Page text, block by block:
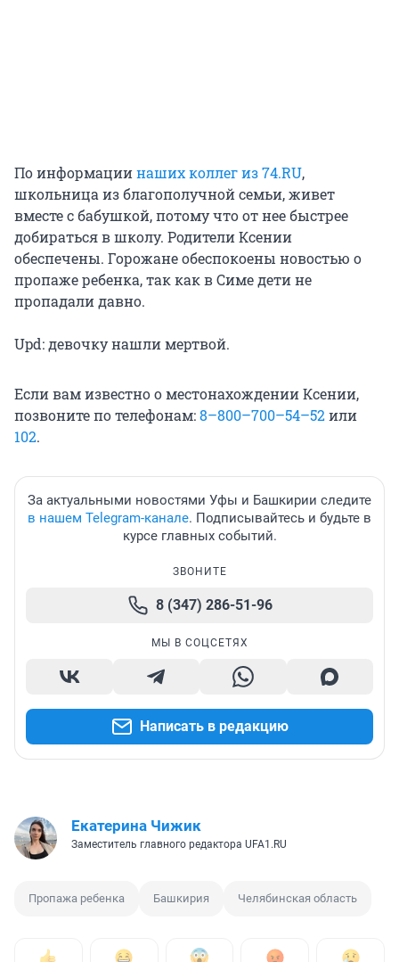
По информациинаших коллег из 74.RU,
школьница из благополучной семьи, живет
вместе с бабушкой, потому что от нее быстрее
добираться в школу. Родители Ксении
обеспечены. Горожане обеспокоены новостью о
пропаже ребенка, так как в Симе дети не
пропадали давно.
Upd: девочку нашли мертвой.
Если вам известно о местонахождении Ксении,
позвоните по телефонам:8–800–700–54–52или
102.
За актуальными новостями Уфы и Башкирии следите
в нашем Telegram-канале. Подписывайтесь и будьте в
курсе главных событий.
ЗВОНИТЕ
8 (347) 286-51-96
МЫ В СОЦСЕТЯХ
Написать в редакцию
Екатерина Чижик
Заместитель главного редактора UFA1.RU
Пропажа ребенка Башкирия Челябинская область